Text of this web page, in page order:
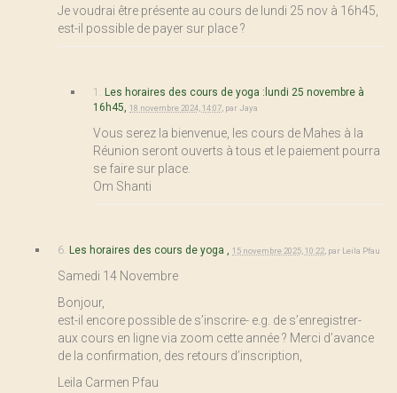
Je voudrai être présente au cours de lundi 25 nov à 16h45,
est-il possible de payer sur place ?
1.
Les horaires des cours de yoga :lundi 25 novembre à
16h45,
18 novembre 2024, 14:07 parJaya
Vous serez la bienvenue, les cours de Mahes à la
Réunion seront ouverts à tous et le paiement pourra
se faire sur place.
Om Shanti
6. Les horaires des cours de yoga , 15 novembre 2025, 10:22 par Leila Pfau
Samedi 14 Novembre
Bonjour,
est-il encore possible de s’inscrire- e.g. de s’enregistrer-
aux cours en ligne via zoom cette année ? Merci d’avance
de la confirmation, des retours d’inscription,
Leila Carmen Pfau